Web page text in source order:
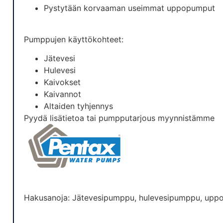
Pystytään korvaaman useimmat uppopumput
Pumppujen käyttökohteet:
Jätevesi
Hulevesi
Kaivokset
Kaivannot
Altaiden tyhjennys
Pyydä lisätietoa tai pumpputarjous myynnistämme
Hakusanoja: Jätevesipumppu, hulevesipumppu,